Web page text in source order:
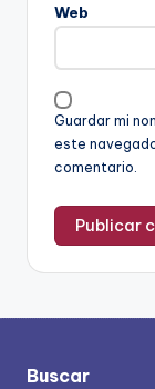
Web
Guardar mi
este
comentario.
Buscar